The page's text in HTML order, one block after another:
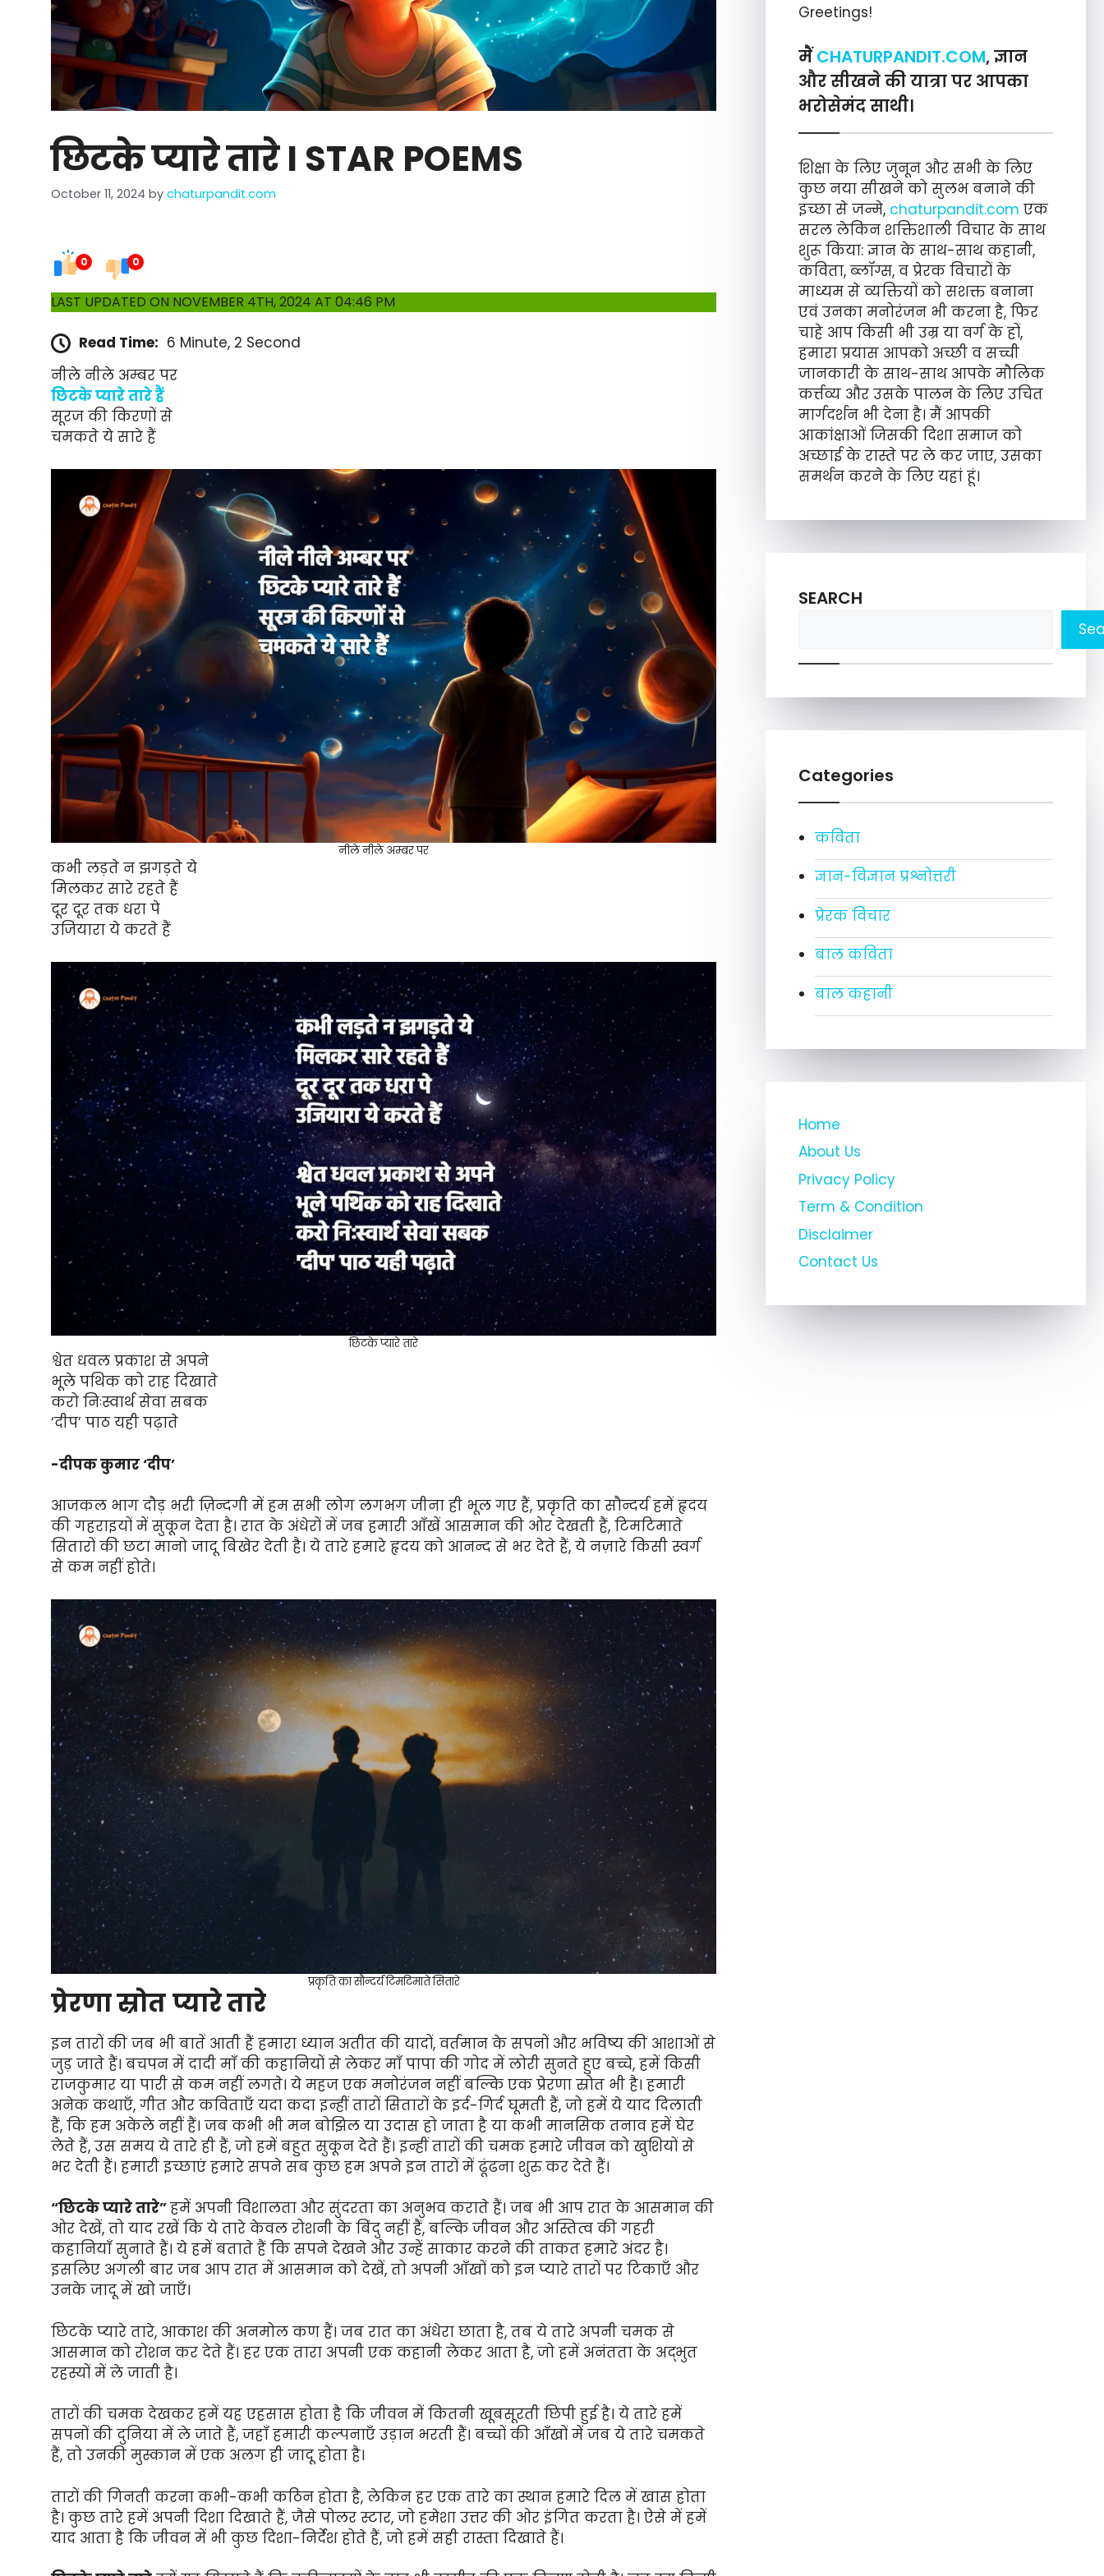
छिटके प्यारे तारे I STAR POEMS
October 11, 2024 by chaturpandit.com
0 0
LAST UPDATED ON NOVEMBER 4TH, 2024 AT 04:46 PM
Read Time: 6 Minute, 2 Second
नीले नीले अम्बर पर
छिटके प्यारे तारे हैं
सूरज की किरणों से
चमकते ये सारे हैं
नीले नीले अम्बर पर
कभी लड़ते न झगड़ते ये
मिलकर सारे रहते हैं
दूर दूर तक धरा पे
उजियारा ये करते हैं
छिटके प्यारे तारे
श्वेत धवल प्रकाश से अपने
भूले पथिक को राह दिखाते
करो निःस्वार्थ सेवा सबक
‘दीप’ पाठ यही पढ़ाते
-दीपक कुमार ‘दीप’
आजकल भाग दौड़ भरी ज़िन्दगी में हम सभी लोग लगभग जीना ही भूल गए हैं, प्रकृति का सौन्दर्य हमें हृदय
की गहराइयों में सुकून देता है। रात के अंधेरों में जब हमारी आँखें आसमान की ओर देखती हैं, टिमटिमाते
सितारों की छटा मानो जादू बिखेर देती है। ये तारे हमारे हृदय को आनन्द से भर देते हैं, ये नज़ारे किसी स्वर्ग
से कम नहीं होते।
प्रकृति का सौन्दर्य टिमटिमाते सितारे
प्रेरणा स्रोत प्यारे तारे
इन तारों की जब भी बातें आती हैं हमारा ध्यान अतीत की यादों, वर्तमान के सपनों और भविष्य की आशाओं से
जुड़ जाते हैं। बचपन में दादी माँ की कहानियों से लेकर माँ पापा की गोद में लोरी सुनते हुए बच्चे, हमें किसी
राजकुमार या पारी से कम नहीं लगते। ये महज एक मनोरंजन नहीं बल्कि एक प्रेरणा स्रोत भी है। हमारी
अनेक कथाएँ, गीत और कविताएँ यदा कदा इन्हीं तारों सितारों के इर्द-गिर्द घूमती हैं, जो हमें ये याद दिलाती
हैं, कि हम अकेले नहीं हैं। जब कभी भी मन बोझिल या उदास हो जाता है या कभी मानसिक तनाव हमें घेर
लेते हैं, उस समय ये तारे ही हैं, जो हमें बहुत सुकून देते हैं। इन्हीं तारों की चमक हमारे जीवन को खुशियों से
भर देती हैं। हमारी इच्छाएं हमारे सपने सब कुछ हम अपने इन तारों में ढूंढना शुरु कर देते हैं।
“छिटके प्यारे तारे”हमें अपनी विशालता और सुंदरता का अनुभव कराते हैं। जब भी आप रात के आसमान की
ओर देखें, तो याद रखें कि ये तारे केवल रोशनी के बिंदु नहीं हैं, बल्कि जीवन और अस्तित्व की गहरी
कहानियाँ सुनाते हैं। ये हमें बताते हैं कि सपने देखने और उन्हें साकार करने की ताकत हमारे अंदर है।
इसलिए अगली बार जब आप रात में आसमान को देखें, तो अपनी आँखों को इन प्यारे तारों पर टिकाएँ और
उनके जादू में खो जाएँ।
छिटके प्यारे तारे, आकाश की अनमोल कण हैं। जब रात का अंधेरा छाता है, तब ये तारे अपनी चमक से
आसमान को रोशन कर देते हैं। हर एक तारा अपनी एक कहानी लेकर आता है, जो हमें अनंतता के अद्भुत
रहस्यों में ले जाती है।
तारों की चमक देखकर हमें यह एहसास होता है कि जीवन में कितनी खूबसूरती छिपी हुई है। ये तारे हमें
सपनों की दुनिया में ले जाते हैं, जहाँ हमारी कल्पनाएँ उड़ान भरती हैं। बच्चों की आँखों में जब ये तारे चमकते
हैं, तो उनकी मुस्कान में एक अलग ही जादू होता है।
तारों की गिनती करना कभी-कभी कठिन होता है, लेकिन हर एक तारे का स्थान हमारे दिल में खास होता
है। कुछ तारे हमें अपनी दिशा दिखाते हैं, जैसे पोलर स्टार, जो हमेशा उत्तर की ओर इंगित करता है। ऐसे में हमें
याद आता है कि जीवन में भी कुछ दिशा-निर्देश होते हैं, जो हमें सही रास्ता दिखाते हैं।
Greetings!
मैं CHATURPANDIT.COM, ज्ञान
और सीखने की यात्रा पर आपका
भरोसेमंद साथी।
शिक्षा के लिए जुनून और सभी के लिए
कुछ नया सीखने को सुलभ बनाने की
इच्छा से जन्मे, chaturpandit.com एक
सरल लेकिन शक्तिशाली विचार के साथ
शुरू किया: ज्ञान के साथ-साथ कहानी,
कविता, ब्लॉग्स, व प्रेरक विचारों के
माध्यम से व्यक्तियों को सशक्त बनाना
एवं उनका मनोरंजन भी करना है, फिर
चाहे आप किसी भी उम्र या वर्ग के हों,
हमारा प्रयास आपको अच्छी व सच्ची
जानकारी के साथ-साथ आपके मौलिक
कर्त्तव्य और उसके पालन के लिए उचित
मार्गदर्शन भी देना है। मैं आपकी
आकांक्षाओं जिसकी दिशा समाज को
अच्छाई के रास्ते पर ले कर जाए, उसका
समर्थन करने के लिए यहां हूं।
SEARCH
Categories
कविता
ज्ञान-विज्ञान प्रश्नोत्तरी
प्रेरक विचार
बाल कविता
बाल कहानी
Home
About Us
Privacy Policy
Term & Condition
Disclaimer
Contact Us